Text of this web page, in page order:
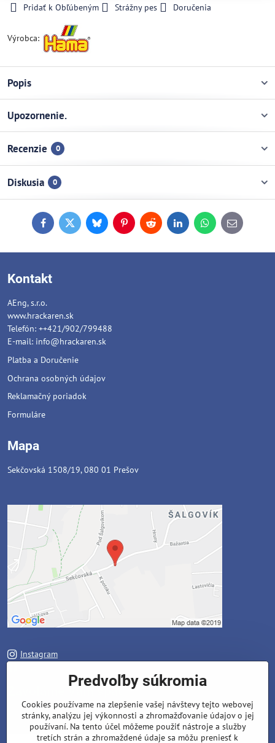
Pridať k Obľúbeným Strážny pes Doručenia
Výrobca:
Popis
Upozornenie.
Recenzie 0
Diskusia 0
FacebookTwitterBlueskyPinterestReddit LinkedInWhatsApp
E-
mail
Kontakt
AEng, s.r.o.
www.hrackaren.sk
Telefón: ++421/902/799488
E-mail: info@hrackaren.sk
Platba a Doručenie
Ochrana osobných údajov
Reklamačný poriadok
Formuláre
Mapa
Sekčovská 1508/19, 080 01 Prešov
Instagram
Váš telefón*
Predvoľby súkromia
Cookies používame na zlepšenie vašej návštevy tejto webovej
stránky, analýzu jej výkonnosti a zhromažďovanie údajov o jej
používaní. Na tento účel môžeme použiť nástroje a služby
tretích strán a zhromaždené údaje sa môžu preniesť k